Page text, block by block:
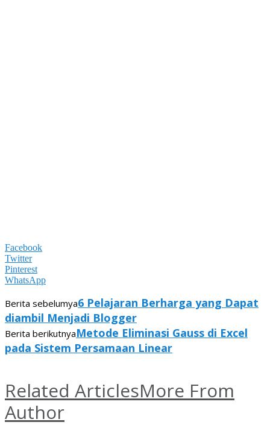
Facebook
Twitter
Pinterest
WhatsApp
Berita sebelumya6 Pelajaran Berharga yang Dapat
diambil Menjadi Blogger
Berita berikutnyaMetode Eliminasi Gauss di Excel
pada Sistem Persamaan Linear
Related ArticlesMore From
Author